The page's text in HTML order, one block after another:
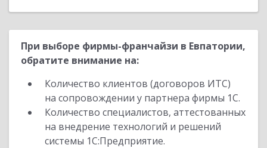
При выборе фирмы-франчайзи в Евпатории,
обратите внимание на:
Количество клиентов (договоров ИТС)
на сопровождении у партнера фирмы 1С.
Количество специалистов, аттестованных
на внедрение технологий и решений
системы 1С:Предприятие.